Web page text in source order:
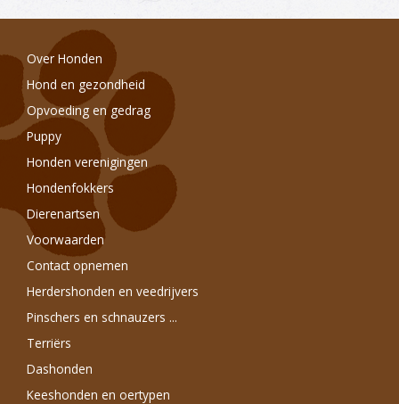
Over Honden
Hond en gezondheid
Opvoeding en gedrag
Puppy
Honden verenigingen
Hondenfokkers
Dierenartsen
Voorwaarden
Contact opnemen
Herdershonden en veedrijvers
Pinschers en schnauzers ...
Terriërs
Dashonden
Keeshonden en oertypen